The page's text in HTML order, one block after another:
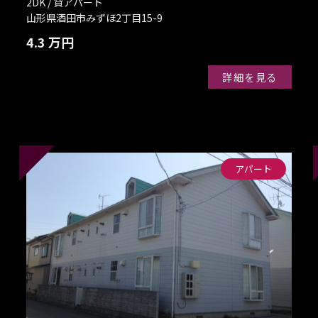
山形県酒田市みずほ2丁目15-9
4.3 万円
詳細を見る
アパート